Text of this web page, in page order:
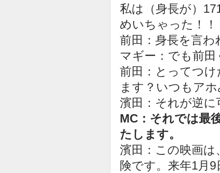
私は（身長が）
めいちゃった！！
前田：身長を言わ
マギー：でも前
前田：とってつ
ます？いつもア
濱田：それが逆
MC：それでは最
たします。
濱田：この映画
険です。来年1月